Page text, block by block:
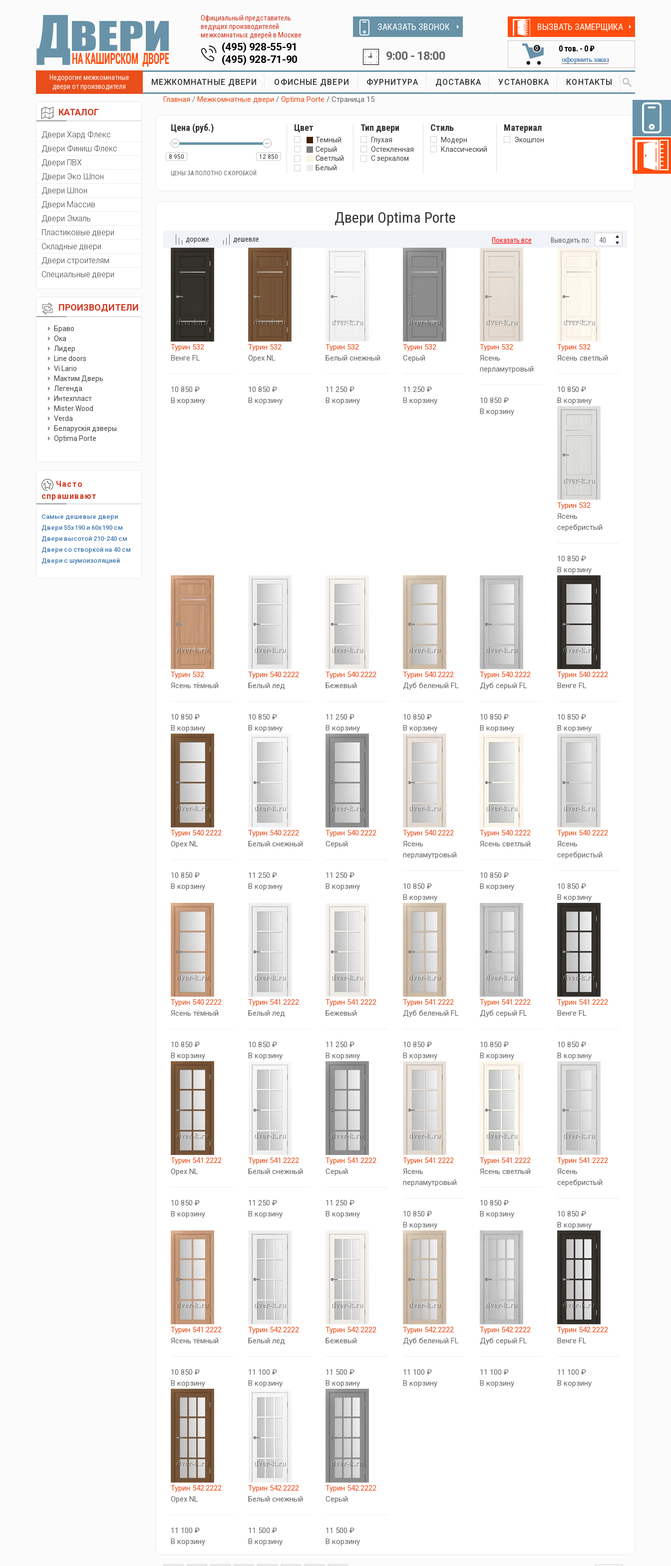
Официальный представитель
ведущих производителей
межкомнатных дверей в Москве
(495) 928-55-91
(495) 928-71-90
ЗАКАЗАТЬ ЗВОНОК
9:00 - 18:00
ВЫЗВАТЬ ЗАМЕРЩИКА
0 0тов. - 0 ₽
оформить заказ
Недорогие межкомнатные
двери от производителя
МЕЖКОМНАТНЫЕ ДВЕРИ ОФИСНЫЕ ДВЕРИ ФУРНИТУРА ДОСТАВКА УСТАНОВКА КОНТАКТЫ
КАТАЛОГ
Двери Хард Флекс
Двери Финиш Флекс
Двери ПВХ
Двери Эко Шпон
Двери Шпон
Двери Массив
Двери Эмаль
Пластиковые двери
Складные двери
Двери строителям
Специальные двери
ПРОИЗВОДИТЕЛИ
Браво
Ока
Лидер
Line doors
Vi Lario
Мактим Дверь
Легенда
Интехпласт
Мister Wood
Verda
Беларускiя дзверы
Optima Porte
Часто
спрашивают
Самые дешевые двери
Двери 55х190 и 60х190 см
Двери высотой 210-240 см
Двери со створкой на 40 см
Двери с шумоизоляцией
Главная /Межкомнатные двери /Optima Porte / Страница 15
Цена (руб.)
8 950 12 850
ЦЕНЫ ЗА ПОЛОТНО С КОРОБКОЙ
Цвет
Темный
Серый
Светлый
Белый
Тип двери
Глухая
Остекленная
С зеркалом
Стиль
Модерн
Классический
Материал
Экошпон
Двери Optima Porte
дороже дешевле Показать все Выводить по:
Турин 532
Венге FL
10 850 ₽
В корзину
Турин 532
Орех NL
10 850 ₽
В корзину
Турин 532
Белый снежный
11 250 ₽
В корзину
Турин 532
Серый
11 250 ₽
В корзину
Турин 532
Ясень
перламутровый
10 850 ₽
В корзину
Турин 532
Ясень светлый
10 850 ₽
В корзину
Турин 532
Ясень
серебристый
10 850 ₽
В корзину
Турин 532
Ясень тёмный
10 850 ₽
В корзину
Турин 540.2222
Белый лед
10 850 ₽
В корзину
Турин 540.2222
Бежевый
11 250 ₽
В корзину
Турин 540.2222
Дуб беленый FL
10 850 ₽
В корзину
Турин 540.2222
Дуб серый FL
10 850 ₽
В корзину
Турин 540.2222
Венге FL
10 850 ₽
В корзину
Турин 540.2222
Орех NL
10 850 ₽
В корзину
Турин 540.2222
Белый снежный
11 250 ₽
В корзину
Турин 540.2222
Серый
11 250 ₽
В корзину
Турин 540.2222
Ясень
перламутровый
10 850 ₽
В корзину
Турин 540.2222
Ясень светлый
10 850 ₽
В корзину
Турин 540.2222
Ясень
серебристый
10 850 ₽
В корзину
Турин 540.2222
Ясень тёмный
10 850 ₽
В корзину
Турин 541.2222
Белый лед
10 850 ₽
В корзину
Турин 541.2222
Бежевый
11 250 ₽
В корзину
Турин 541.2222
Дуб беленый FL
10 850 ₽
В корзину
Турин 541.2222
Дуб серый FL
10 850 ₽
В корзину
Турин 541.2222
Венге FL
10 850 ₽
В корзину
Турин 541.2222
Орех NL
10 850 ₽
В корзину
Турин 541.2222
Белый снежный
11 250 ₽
В корзину
Турин 541.2222
Серый
11 250 ₽
В корзину
Турин 541.2222
Ясень
перламутровый
10 850 ₽
В корзину
Турин 541.2222
Ясень светлый
10 850 ₽
В корзину
Турин 541.2222
Ясень
серебристый
10 850 ₽
В корзину
Турин 541.2222
Ясень тёмный
10 850 ₽
В корзину
Турин 542.2222
Белый лед
11 100 ₽
В корзину
Турин 542.2222
Бежевый
11 500 ₽
В корзину
Турин 542.2222
Дуб беленый FL
11 100 ₽
В корзину
Турин 542.2222
Дуб серый FL
11 100 ₽
В корзину
Турин 542.2222
Венге FL
11 100 ₽
В корзину
Турин 542.2222
Орех NL
11 100 ₽
В корзину
Турин 542.2222
Белый снежный
11 500 ₽
В корзину
Турин 542.2222
Серый
11 500 ₽
В корзину